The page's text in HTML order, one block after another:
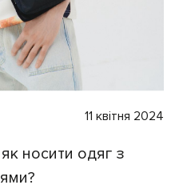
11 квітня 2024
носити одяг з